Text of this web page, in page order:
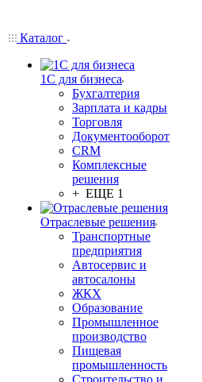
Каталог
1С для бизнеса
Бухгалтерия
Зарплата и кадры
Торговля
Документооборот
CRM
Комплексные
решения
+ ЕЩЕ 1
Отраслевые решения
Транспортные
предприятия
Автосервис и
автосалоны
ЖКХ
Образование
Промышленное
производство
Пищевая
промышленность
Строительство и